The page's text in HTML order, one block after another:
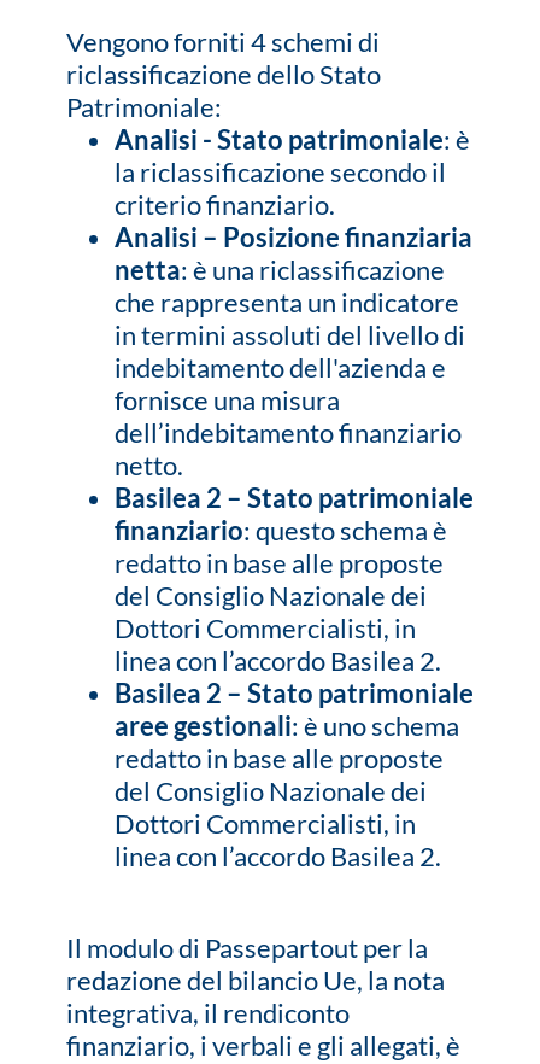
Vengono forniti 4 schemi di
riclassificazione dello Stato
Patrimoniale:
Analisi - Stato patrimoniale: è
la riclassificazione secondo il
criterio finanziario.
Analisi – Posizione finanziaria
netta: è una riclassificazione
che rappresenta un indicatore
in termini assoluti del livello di
indebitamento dell'azienda e
fornisce una misura
dell’indebitamento finanziario
netto.
Basilea 2 – Stato patrimoniale
finanziario: questo schema è
redatto in base alle proposte
del Consiglio Nazionale dei
Dottori Commercialisti, in
linea con l’accordo Basilea 2.
Basilea 2 – Stato patrimoniale
aree gestionali: è uno schema
redatto in base alle proposte
del Consiglio Nazionale dei
Dottori Commercialisti, in
linea con l’accordo Basilea 2.
Il modulo di Passepartout per la
redazione del bilancio Ue, la nota
integrativa, il rendiconto
finanziario, i verbali e gli allegati, è